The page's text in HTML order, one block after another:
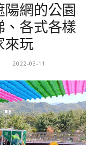
網的公園
各式各樣
來玩
2022-03-11